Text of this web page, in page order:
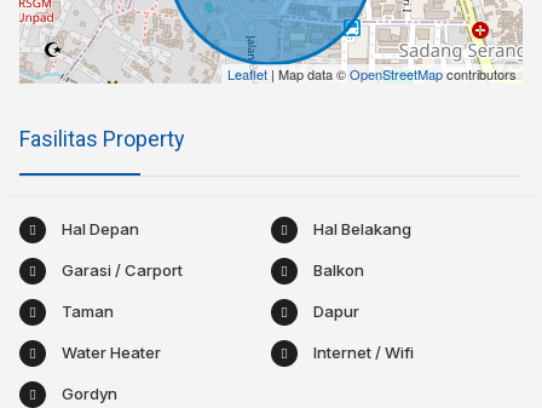
Leaflet | Map data ©OpenStreetMapcontributors
Fasilitas Property
Hal Depan Hal Belakang
Garasi / Carport Balkon
Taman Dapur
Water Heater Internet / Wifi
Gordyn